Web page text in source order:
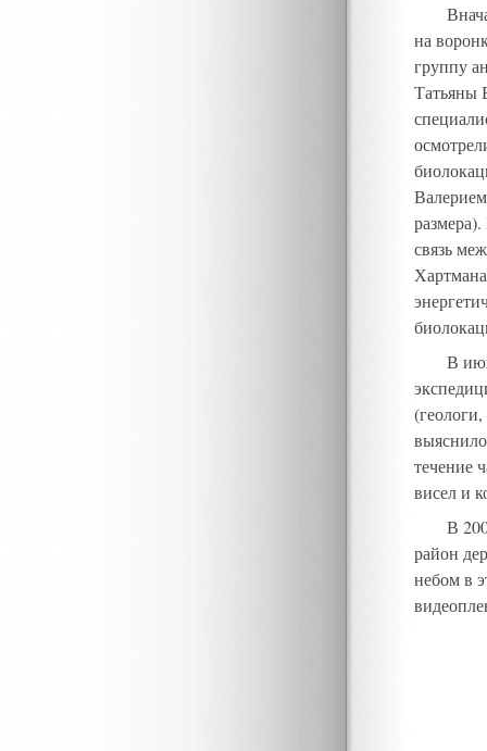
на
группу
Татьяны
связь
В
течение
висел и
В
район
небом в